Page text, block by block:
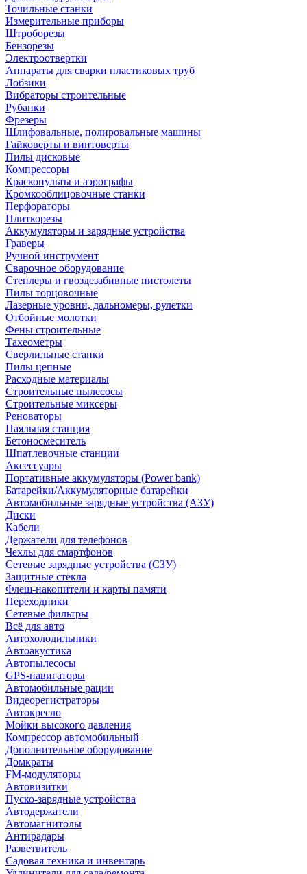
Точильные станки
Измерительные приборы
Штроборезы
Бензорезы
Электроотвертки
Аппараты для сварки пластиковых труб
Лобзики
Вибраторы строительные
Рубанки
Фрезеры
Шлифовальные, полировальные машины
Гайковерты и винтоверты
Пилы дисковые
Компрессоры
Краскопульты и аэрографы
Кромкооблицовочные станки
Перфораторы
Плиткорезы
Аккумуляторы и зарядные устройства
Граверы
Ручной инструмент
Сварочное оборудование
Степлеры и гвоздезабивные пистолеты
Пилы торцовочные
Лазерные уровни, дальномеры, рулетки
Отбойные молотки
Фены строительные
Тахеометры
Сверлильные станки
Пилы цепные
Расходные материалы
Строительные пылесосы
Строительные миксеры
Реноваторы
Паяльная станция
Бетоносмеситель
Шпатлевочные станции
Аксессуары
Портативные аккумуляторы (Power bank)
Батарейки/Аккумуляторные батарейки
Автомобильные зарядные устройства (АЗУ)
Диски
Кабели
Держатели для телефонов
Чехлы для смартфонов
Сетевые зарядные устройства (СЗУ)
Защитные стекла
Флеш-накопители и карты памяти
Переходники
Сетевые фильтры
Всё для авто
Автохолодильники
Автоакустика
Автопылесосы
GPS-навигаторы
Автомобильные рации
Видеорегистраторы
Автокресло
Мойки высокого давления
Компрессор автомобильный
Дополнительное оборудование
Домкраты
FM-модуляторы
Автовизитки
Пуско-зарядные устройства
Автодержатели
Автомагнитолы
Антирадары
Разветвитель
Садовая техника и инвентарь